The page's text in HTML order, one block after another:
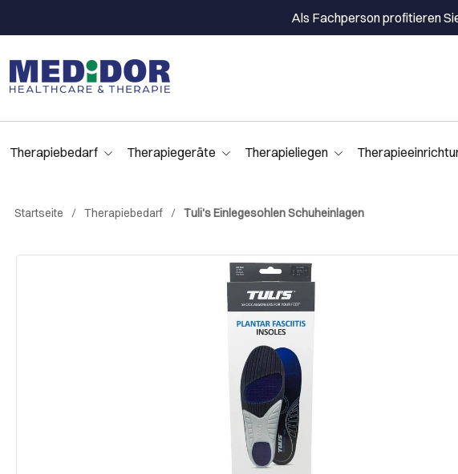
Als Fachperson profitieren
Therapiebedarf Therapiegeräte Therapieliegen
Startseite Therapiebedarf Tuli's Einlegesohlen Schuheinlagen